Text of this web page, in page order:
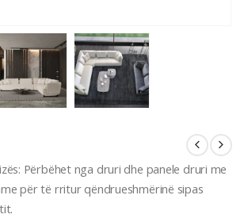
Përbëhet nga druri dhe panele druri me
për të rritur qëndrueshmërinë sipas